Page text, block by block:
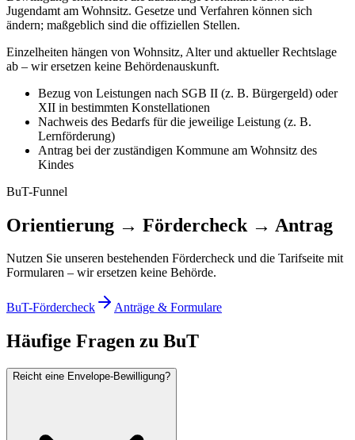
Jugendamt am Wohnsitz. Gesetze und Verfahren können sich
ändern; maßgeblich sind die offiziellen Stellen.
Einzelheiten hängen von Wohnsitz, Alter und aktueller Rechtslage
ab – wir ersetzen keine Behördenauskunft.
Bezug von Leistungen nach SGB II (z. B. Bürgergeld) oder
XII in bestimmten Konstellationen
Nachweis des Bedarfs für die jeweilige Leistung (z. B.
Lernförderung)
Antrag bei der zuständigen Kommune am Wohnsitz des
Kindes
BuT-Funnel
Orientierung → Fördercheck → Antrag
Nutzen Sie unseren bestehenden Fördercheck und die Tarifseite mit
Formularen – wir ersetzen keine Behörde.
BuT-Fördercheck Anträge & Formulare
Häufige Fragen zu BuT
Reicht eine Envelope-Bewilligung?